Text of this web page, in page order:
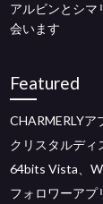
アルビンとシマ
会います
Featured
CHARMERLYア
クリスタルデ
64bits Vista、
フォロワーアプ